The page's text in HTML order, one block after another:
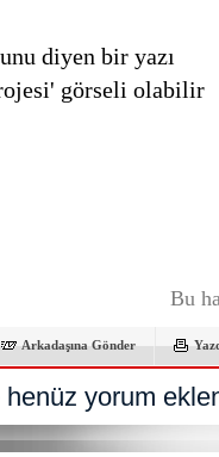
Bu
Arkadaşına Gönder
yorum